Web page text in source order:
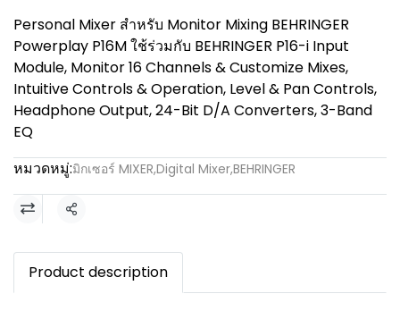
Personal Mixer สำหรับ Monitor Mixing BEHRINGER
Powerplay P16M ใช้ร่วมกับ BEHRINGER P16-i Input
Module, Monitor 16 Channels & Customize Mixes,
Intuitive Controls & Operation, Level & Pan Controls,
Headphone Output, 24-Bit D/A Converters, 3-Band
EQ
หมวดหมู่:มิกเซอร์ MIXER,Digital Mixer,BEHRINGER
แชร์
Product description